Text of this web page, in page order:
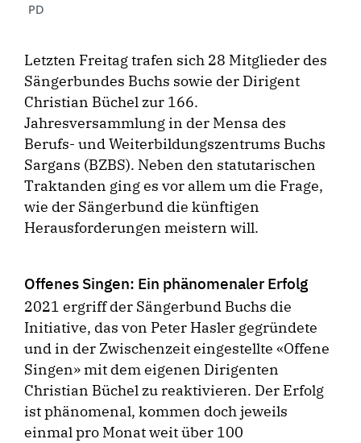
PD
Letzten Freitag trafen sich 28 Mitglieder des
Sängerbundes Buchs sowie der Dirigent
Christian Büchel zur 166.
Jahresversammlung in der Mensa des
Berufs- und Weiterbildungszentrums Buchs
Sargans (BZBS). Neben den statutarischen
Traktanden ging es vor allem um die Frage,
wie der Sängerbund die künftigen
Herausforderungen meistern will.
Offenes Singen: Ein phänomenaler Erfolg
2021 ergriff der Sängerbund Buchs die
Initiative, das von Peter Hasler gegründete
und in der Zwischenzeit eingestellte «Offene
Singen» mit dem eigenen Dirigenten
Christian Büchel zu reaktivieren. Der Erfolg
ist phänomenal, kommen doch jeweils
einmal pro Monat weit über 100